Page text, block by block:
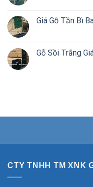
Giá Gỗ Tần Bì
Gỗ Sồi Trắng
CTY TNHH TM XNK